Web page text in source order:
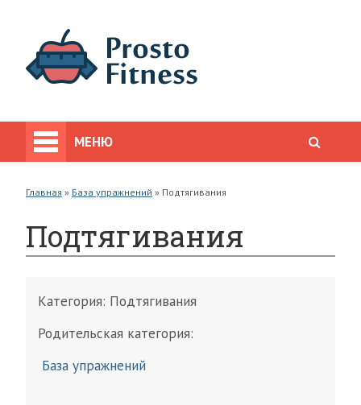
МЕНЮ
Главная » База упражнений » Подтягивания
Подтягивания
Категория: Подтягивания
Родительская категория:
База упражнений